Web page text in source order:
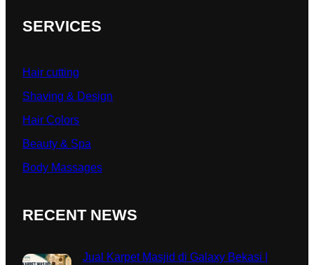
SERVICES
Hair cutting
Shaving & Design
Hair Colors
Beauty & Spa
Body Massages
RECENT NEWS
Jual Karpet Masjid di Galaxy Bekasi |